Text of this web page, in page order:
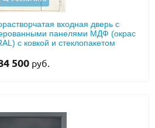
входная дверь с
панелями МДФ (окрас
с ковкой и стеклопакетом
500 руб.